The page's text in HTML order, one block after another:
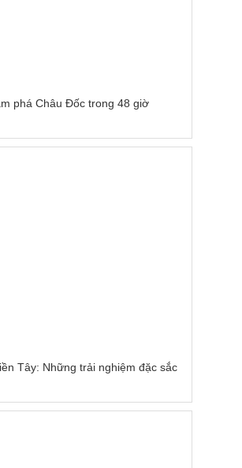
phá Châu Đốc trong 48 giờ
Tây: Những trải nghiệm đặc sắc